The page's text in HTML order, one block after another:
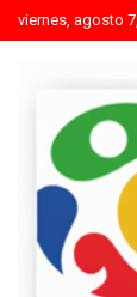
Skip
to
viernes, agosto